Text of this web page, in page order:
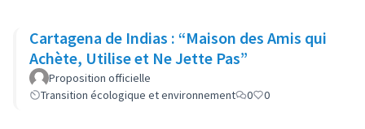
Cartagena de Indias : “Maison des Amis qui
Achète, Utilise et Ne Jette Pas”
Proposition officielle
Transition écologique et environnement
0 0